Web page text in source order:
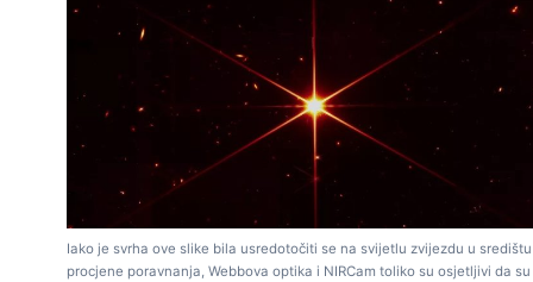
Iako je svrha ove slike bila usredotočiti se na svijetlu zvijezdu u
procjene poravnanja, Webbova optika i NIRCam toliko su osjetljivi da su